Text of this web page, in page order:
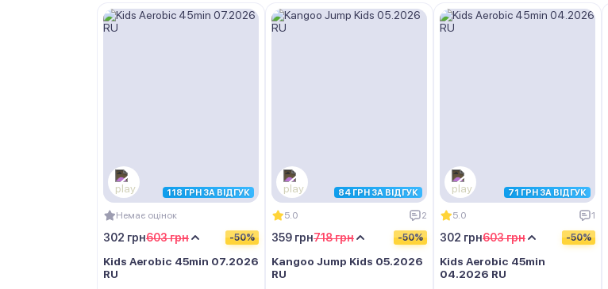
118 ГРН ЗА ВІДГУК
Немає оцінок
603 грн
302 грн -50%
Kids Aerobic 45min 07.2026
RU
84 ГРН ЗА ВІДГУК
5.0 2
718 грн
359 грн -50%
Kangoo Jump Kids 05.2026
RU
71 ГРН ЗА ВІДГУК
5.0 1
603 грн
302 грн -50%
Kids Aerobic 45min
04.2026 RU